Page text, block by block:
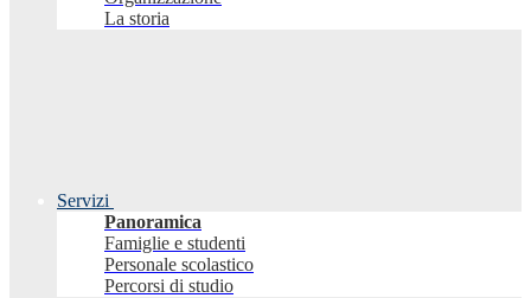
La storia
Servizi
Panoramica
Famiglie e studenti
Personale scolastico
Percorsi di studio